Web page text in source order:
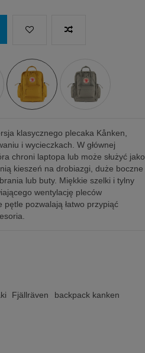
klasycznego plecaka Kånken,
i wycieczkach. W głównej
chroni laptopa lub może służyć jako
kieszeń na drobiazgi, duże boczne
lub buty. Miękkie szelki i tylny
wentylację pleców
pozwalają łatwo przypiąć
Fjällräven
backpack kanken